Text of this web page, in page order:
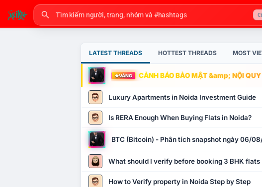
LATEST THREADS HOTTEST THREADS MOST
VÀNG CẢNH BÁO BẢO MẬT &amp; NỘI
Luxury Apartments in Noida Investment Guide
Is RERA Enough When Buying Flats in Noida?
BTC (Bitcoin) - Phân tích snapshot ngày 06/
What should I verify before booking 3 BHK flats
How to Verify property in Noida Step by Step